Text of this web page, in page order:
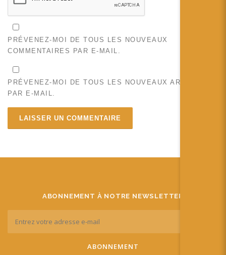
PRÉVENEZ-MOI DE TOUS LES NOUVEAUX
COMMENTAIRES PAR E-MAIL.
PRÉVENEZ-MOI DE TOUS LES NOUVEAUX ARTICLES
PAR E-MAIL.
ABONNEMENT À NOTRE NEWSLETTER